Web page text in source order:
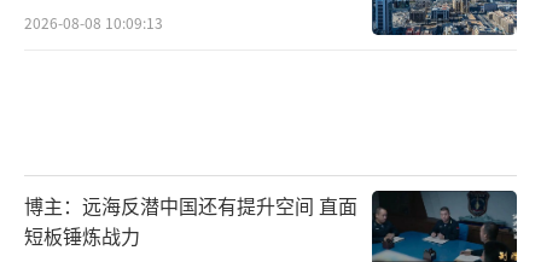
2026-08-08 10:09:13
博主：远海反潜中国还有提升空间 直面
短板锤炼战力